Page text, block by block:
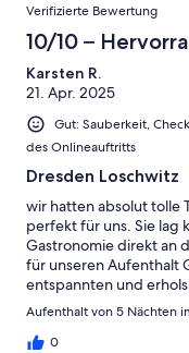
Verifizierte Bewertung
10/10 –
Karsten R.
21. Apr. 2025
Gut: Sauberkeit,
des Onlineauftritts
Dresden Loschwitz
wir hatten absolut tolle
perfekt für uns. Sie lag
Gastronomie direkt an
für unseren Aufenthalt
entspannten und
Aufenthalt von 5 Nächten
0